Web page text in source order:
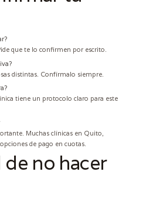
que te lo confirmen por escrito.
distintas. Confírmalo siempre.
tiene un protocolo claro para este
Muchas clínicas en Quito,
de pago en cuotas.
de no hacer